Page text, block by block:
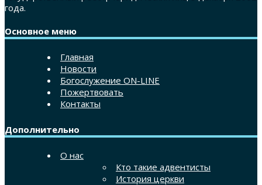
года.
Основное меню
Главная
Новости
Богослужение ON-LINE
Пожертвовать
Контакты
Дополнительно
О нас
Кто такие адвентисты
История церкви